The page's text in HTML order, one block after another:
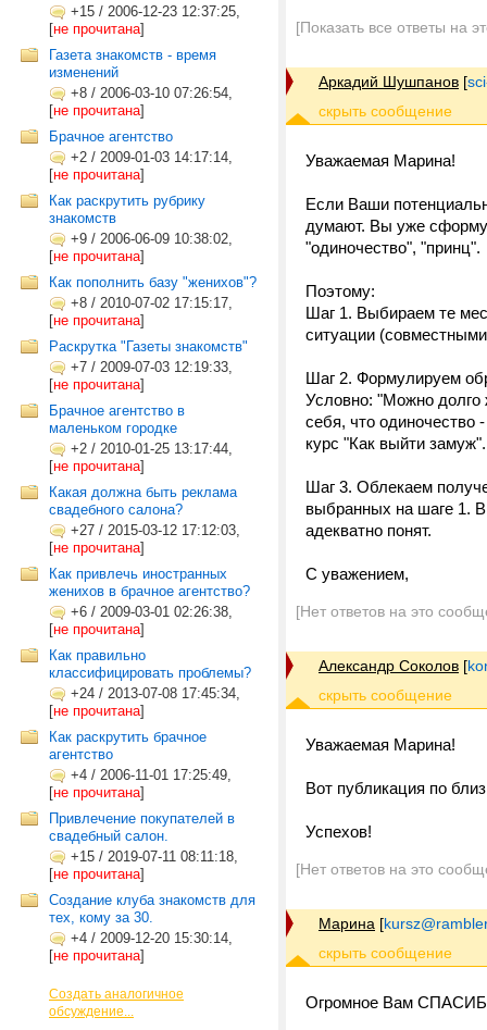
+15 / 2006-12-23 12:37:25,
[не прочитана]
Газета знакомств - время
изменений
+8 / 2006-03-10 07:26:54,
[не прочитана]
Брачное агентство
+2 / 2009-01-03 14:17:14,
[не прочитана]
Как раскрутить рубрику
знакомств
+9 / 2006-06-09 10:38:02,
[не прочитана]
Как пополнить базу "женихов"?
+8 / 2010-07-02 17:15:17,
[не прочитана]
Раскрутка "Газеты знакомств"
+7 / 2009-07-03 12:19:33,
[не прочитана]
Брачное агентство в
маленьком городке
+2 / 2010-01-25 13:17:44,
[не прочитана]
Какая должна быть реклама
свадебного салона?
+27 / 2015-03-12 17:12:03,
[не прочитана]
Как привлечь иностранных
женихов в брачное агентство?
+6 / 2009-03-01 02:26:38,
[не прочитана]
Как правильно
классифицировать проблемы?
+24 / 2013-07-08 17:45:34,
[не прочитана]
Как раскрутить брачное
агентство
+4 / 2006-11-01 17:25:49,
[не прочитана]
Привлечение покупателей в
свадебный салон.
+15 / 2019-07-11 08:11:18,
[не прочитана]
Создание клуба знакомств для
тех, кому за 30.
+4 / 2009-12-20 15:30:14,
[не прочитана]
Создать аналогичное
обсуждение...
[Показать все ответы на
Аркадий Шушпанов [
Уважаемая Марина!
Если Ваши
думают. Вы уже
"одиночество", "принц".
Поэтому:
Шаг 1. Выбираем те
ситуации
Шаг 2. Формулируем
Условно: "Можно долго
себя, что одиночество
курс "Как выйти
Шаг 3. Облекаем
выбранных на шаге 1. В
адекватно понят.
С уважением,
[Нет ответов на это
Александр Соколов [
Уважаемая Марина!
Вот публикация по
Успехов!
[Нет ответов на это
Марина [
Огромное Вам